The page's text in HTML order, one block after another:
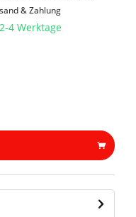
& Zahlung
4 Werktage